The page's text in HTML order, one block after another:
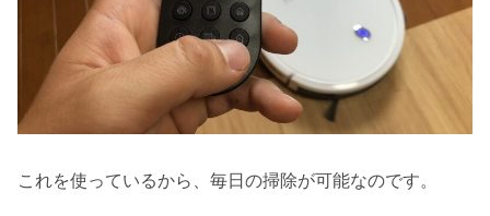
これを使っているから、毎日の掃除が可能なのです。